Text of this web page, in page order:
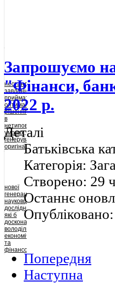
нестандартні
завдання,
приймати
оптимальні
рішення
в
нетипових
умовах,
генерувати
оригінальні
креативно
мислити
та
діяти.
нової
генерації
науковців-
дослідників,
які б
досконало
володіли
економічною
та
фінансовою
теорією,
комплексно
аналізувати
Запрошуємо
"Фінанси,
2022 р.
Деталі
Батьківська
Категорія:
Створено: 29
Останнє
Опубліковано:
Попередня
Наступна